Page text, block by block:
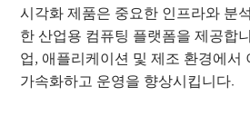
시각화 제품은 중요한 인프라와 분
한 산업용 컴퓨팅 플랫폼을 제공합
업, 애플리케이션 및 제조 환경에서
가속화하고 운영을 향상시킵니다.